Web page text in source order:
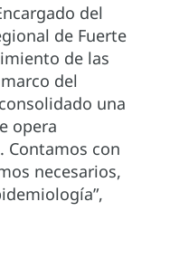
del
de Fuerte
de las
del
una
opera
Contamos con
necesarios,